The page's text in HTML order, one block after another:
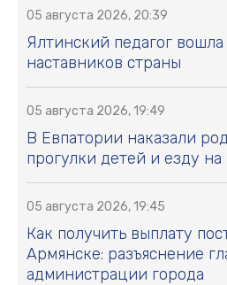
05 августа 2026, 20:39
Ялтинский педагог
наставников страны
05 августа 2026, 19:49
В Евпатории наказали
прогулки детей и езду
05 августа 2026, 19:45
Как получить выплату
Армянске: разъяснение
администрации города